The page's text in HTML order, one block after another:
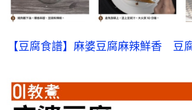
【豆腐食譜】麻婆豆腐麻辣鮮香　豆